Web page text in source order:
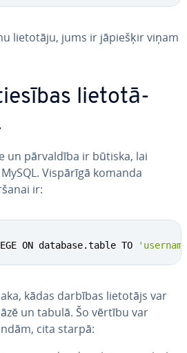
lietotāju, jums ir jāpiešķir viņam
lie­to­tā­
un pār­val­dī­ba ir būtiska, lai
Vispārīgā komanda
ir:
ON database.table TO
kādas darbības lietotājs var
un tabulā. Šo vērtību var
cita starpā: